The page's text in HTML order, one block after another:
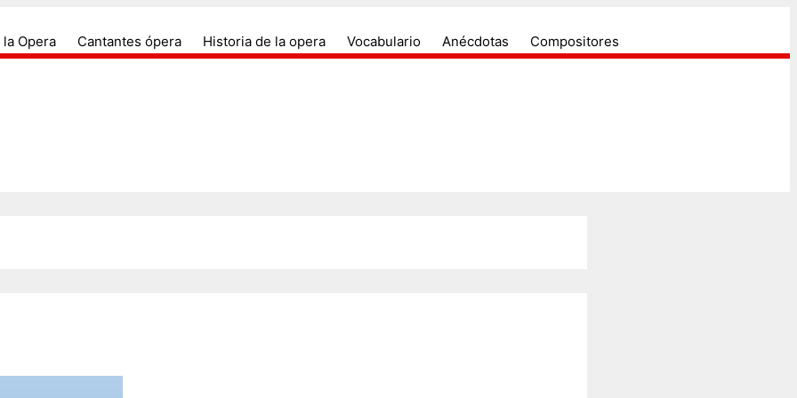
Opera Cantantes ópera Historia de la opera Vocabulario Anécdotas Compositores
Todo sobre el mundo de la ópera y su historia.